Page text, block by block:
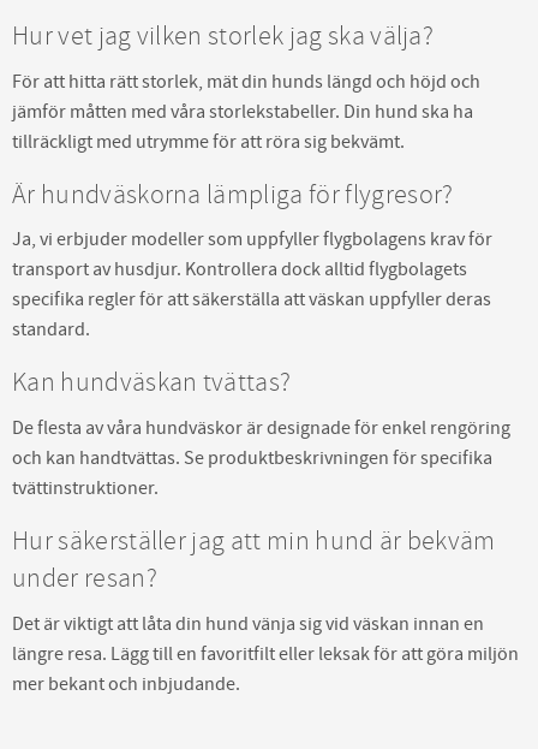
Hur vet jag vilken storlek jag ska välja?
För att hitta rätt storlek, mät din hunds längd och höjd och
jämför måtten med våra storlekstabeller. Din hund ska ha
tillräckligt med utrymme för att röra sig bekvämt.
Är hundväskorna lämpliga för flygresor?
Ja, vi erbjuder modeller som uppfyller flygbolagens krav för
transport av husdjur. Kontrollera dock alltid flygbolagets
specifika regler för att säkerställa att väskan uppfyller deras
standard.
Kan hundväskan tvättas?
De flesta av våra hundväskor är designade för enkel rengöring
och kan handtvättas. Se produktbeskrivningen för specifika
tvättinstruktioner.
Hur säkerställer jag att min hund är bekväm
under resan?
Det är viktigt att låta din hund vänja sig vid väskan innan en
längre resa. Lägg till en favoritfilt eller leksak för att göra miljön
mer bekant och inbjudande.